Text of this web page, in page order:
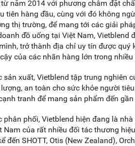
năm 2014 với phương châm đặt
tiên hàng đầu, cùng với đó không
thị trường, để mang tới các giải
đồ uống tại Việt Nam, Vietblend
trở thành địa chỉ uy tín được quý
của các nhãn hàng lớn trong nhiều
sản xuất, Vietblend tập trung nghiên
an toàn cho sức khỏe người
tranh để mang sản phẩm đến
phân phối, Vietblend hiện đang là
Nam của rất nhiều đối tác thương
đến SHOTT, Otis (New Zealand),